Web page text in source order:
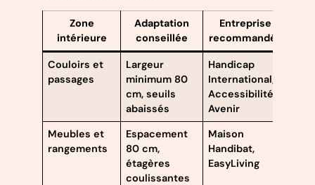
Zone
intérieure
Adaptation
conseillée
Entreprise
recommandée
Couloirs et
passages
Largeur
minimum 80
cm, seuils
abaissés
Handicap
International,
Accessibilité
Avenir
Meubles et
rangements
Espacement
80 cm,
étagères
coulissantes
Maison
Handibat,
EasyLiving